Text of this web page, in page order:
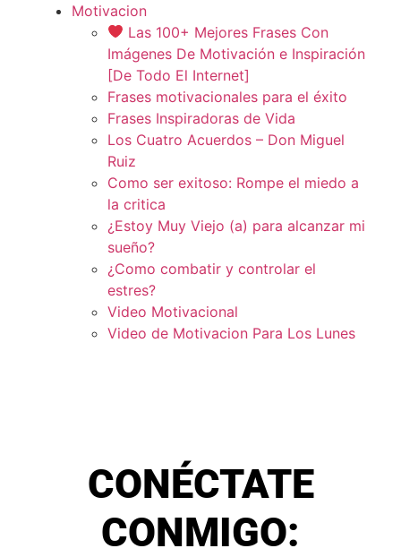
Motivacion
Las 100+ Mejores Frases Con
Imágenes De Motivación e Inspiración
[De Todo El Internet]
Frases motivacionales para el éxito
Frases Inspiradoras de Vida
Los Cuatro Acuerdos – Don Miguel
Ruiz
Como ser exitoso: Rompe el miedo a
la critica
¿Estoy Muy Viejo (a) para alcanzar mi
sueño?
¿Como combatir y controlar el
estres?
Video Motivacional
Video de Motivacion Para Los Lunes
CONÉCTATE
CONMIGO: